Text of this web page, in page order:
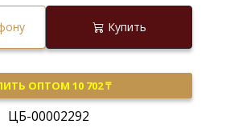
Купить
ОПТОМ 10 702 ₸
ЦБ-00002292